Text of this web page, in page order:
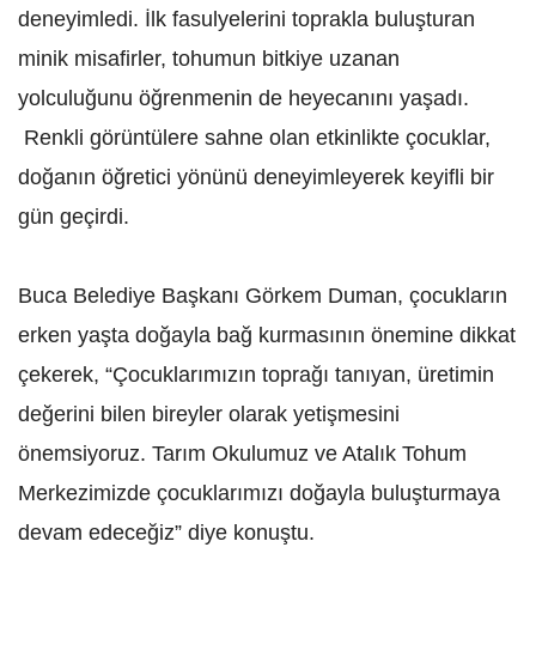
deneyimledi. İlk fasulyelerini toprakla buluşturan
minik misafirler, tohumun bitkiye uzanan
yolculuğunu öğrenmenin de heyecanını yaşadı.
Renkli görüntülere sahne olan etkinlikte çocuklar,
doğanın öğretici yönünü deneyimleyerek keyifli bir
gün geçirdi.
Buca Belediye Başkanı Görkem Duman, çocukların
erken yaşta doğayla bağ kurmasının önemine dikkat
çekerek, “Çocuklarımızın toprağı tanıyan, üretimin
değerini bilen bireyler olarak yetişmesini
önemsiyoruz. Tarım Okulumuz ve Atalık Tohum
Merkezimizde çocuklarımızı doğayla buluşturmaya
devam edeceğiz” diye konuştu.